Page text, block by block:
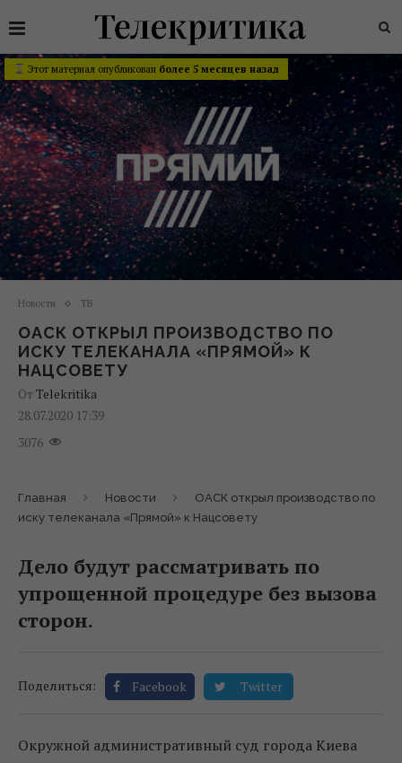
Этот материал опубликован более 5 месяцев назад
Новости ТВ
ОАСК ОТКРЫЛ ПРОИЗВОДСТВО ПО
ИСКУ ТЕЛЕКАНАЛА «ПРЯМОЙ» К
НАЦСОВЕТУ
От Telekritika
28.07.2020 17:39
3076
Главная Новости
ОАСК открыл производство по
иску телеканала «Прямой» к Нацсовету
Дело будут рассматривать по
упрощенной процедуре без вызова
сторон.
Поделиться: Facebook Twitter
Окружной административный суд города Киева